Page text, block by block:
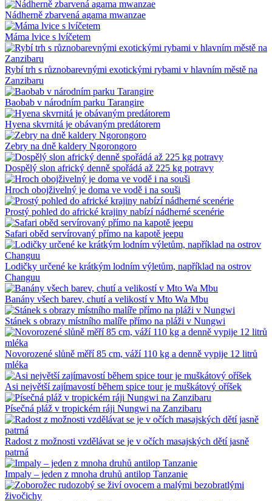
Nádherně zbarvená agama mwanzae
Máma lvice s lvíčetem
Rybí trh s různobarevnými exotickými rybami v hlavním městě na
Zanzibaru
Baobab v národním parku Tarangire
Hyena skvrnitá je obávaným predátorem
Zebry na dně kaldery Ngorongoro
Dospělý slon africký denně spořádá až 225 kg potravy
Hroch obojživelný je doma ve vodě i na souši
Prostý pohled do africké krajiny nabízí nádherné scenérie
Safari oběd servírovaný přímo na kapotě jeepu
Lodičky určené ke krátkým lodním výletům, například na ostrov
Changuu
Banány všech barev, chutí a velikostí v Mto Wa Mbu
Stánek s obrazy místního malíře přímo na pláži v Nungwi
Novorozené slůně měří 85 cm, váží 110 kg a denně vypije 12 litrů
mléka
Asi největší zajímavostí během spice tour je muškátový oříšek
Písečná pláž v tropickém ráji Nungwi na Zanzibaru
Radost z možnosti vzdělávat se je v očích masajských dětí jasně
patrná
Impaly – jeden z mnoha druhů antilop Tanzanie